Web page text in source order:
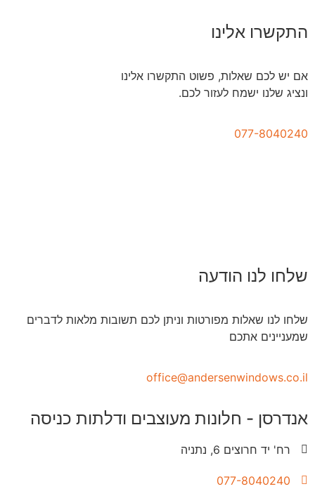
התקשרו אלינו
אם יש לכם שאלות, פשוט התקשרו אלינו
ונציג שלנו ישמח לעזור לכם.
077-8040240
שלחו לנו הודעה
שלחו לנו שאלות מפורטות וניתן לכם תשובות מלאות לדברים
שמעניינים אתכם
office@andersenwindows.co.il
אנדרסן - חלונות מעוצבים ודלתות כניסה
רח' יד חרוצים 6, נתניה
077-8040240